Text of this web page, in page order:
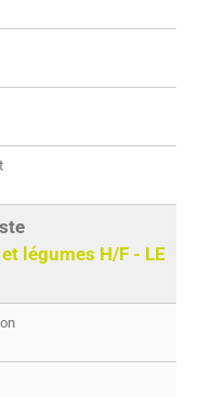
légumes H/F - LE